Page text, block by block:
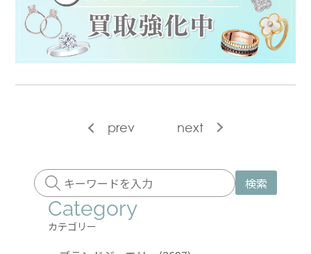
prev next
検索
Category
カテゴリー